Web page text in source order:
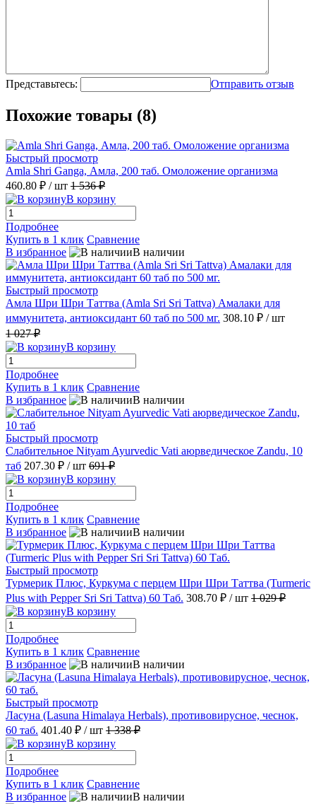
Представьтесь: Отправить отзыв
Похожие товары (8)
Быстрый просмотр
Amla Shri Ganga, Амла, 200 таб. Омоложение организма
460.80 ₽ / шт 1 536 ₽
В корзину
Подробнее
Купить в 1 клик Сравнение
В избранное
В наличии
Быстрый просмотр
Амла Шри Шри Таттва (Amla Sri Sri Tattva) Амалаки для
иммунитета, антиоксидант 60 таб по 500 мг. 308.10 ₽ / шт
1 027 ₽
В корзину
Подробнее
Купить в 1 клик Сравнение
В избранное
В наличии
Быстрый просмотр
Слабительное Nityam Ayurvedic Vati аюрведическое Zandu, 10
таб 207.30 ₽ / шт 691 ₽
В корзину
Подробнее
Купить в 1 клик Сравнение
В избранное
В наличии
Быстрый просмотр
Турмерик Плюс, Куркума с перцем Шри Шри Таттва (Turmeric
Plus with Pepper Sri Sri Tattva) 60 Таб. 308.70 ₽ / шт 1 029 ₽
В корзину
Подробнее
Купить в 1 клик Сравнение
В избранное
В наличии
Быстрый просмотр
Ласуна (Lasuna Himalaya Herbals), противовирусное, чеснок,
60 таб. 401.40 ₽ / шт 1 338 ₽
В корзину
Подробнее
Купить в 1 клик Сравнение
В избранное
В наличии